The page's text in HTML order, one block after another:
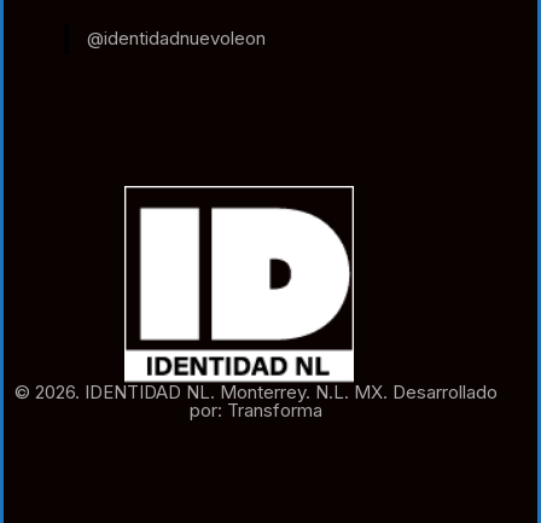
@identidadnuevoleon
© 2026. IDENTIDAD NL. Monterrey. N.L. MX. Desarrollado
por: Transforma